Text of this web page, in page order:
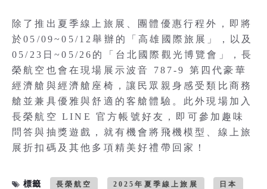
除了推出夏季線上旅展、團體優惠行程外，即將
於05/09~05/12舉辦的「高雄國際旅展」，以及
05/23日~05/26的「台北國際觀光博覽會」，長
榮航空也會在現場展示波音 787-9 第四代豪華
經濟艙與經濟艙座椅，讓民眾親身感受類比商務
艙並兼具優雅與舒適的客艙體驗。此外現場加入
長榮航空 LINE 官方帳號好友，即可參加趣味
問答與抽獎遊戲，就有機會將飛機模型、線上旅
展折扣碼及其他多項精美好禮帶回家！
標籤 長榮航空 2025年夏季線上旅展 日本